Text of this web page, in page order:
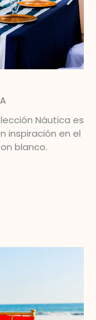
Náutica es
inspiración en el
blanco.